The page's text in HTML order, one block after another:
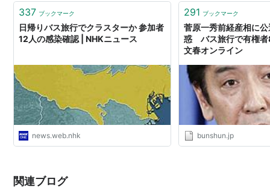
個食べた～～ …
337 ブックマーク
日帰りバス旅行でクラスターか 参加者
12人の感染確認 | NHKニュース
news.web.nhk
291 ブックマーク
菅原一秀前経産相に
惑 バス旅行で有権
文春オンライン
bunshun.jp
関連ブログ